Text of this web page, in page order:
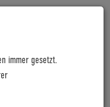
immer gesetzt.
EBIKE